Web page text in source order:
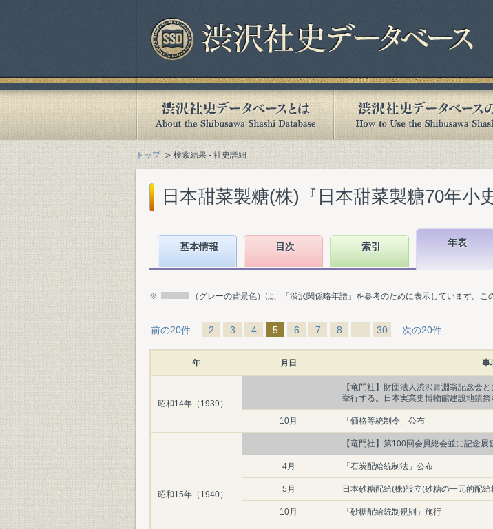
トップ 検索結果 - 社史詳細
日本甜菜製糖(株)『日本甜菜製糖70年小
基本情報 目次 索引 年表
※ （グレーの背景色）は、「渋沢関係略年譜」を参考のために表示しています。
前の20件 2 3 4 5 6 7 8 30 次の20件
年 月日 事
昭和14年（1939）
-
【竜門社】財団法人渋沢青淵翁記念会
挙行する。日本実業史博物館建設地鎮祭
10月 「価格等統制令」公布
昭和15年（1940）
- 【竜門社】第100回会員総会並に記念展
4月 「石炭配給統制法」公布
5月 日本砂糖配給(株)設立(砂糖の一元的配給
10月 「砂糖配給統制規則」施行